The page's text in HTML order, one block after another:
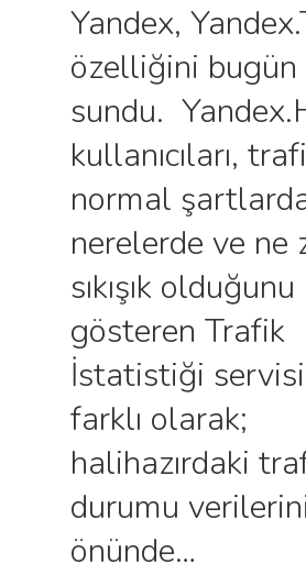
Yandex,
özelliğini
sundu.
kullanıcıları,
normal
nerelerde ve ne
sıkışık olduğunu
gösteren Trafik
İstatistiği
farklı olarak;
halihazırdaki
durumu
önünde…